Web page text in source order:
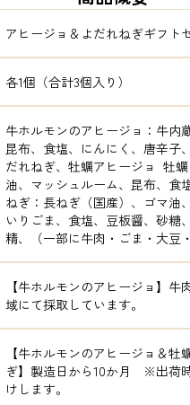
アヒージョ＆よだれねぎギフト
各1個（合計3個入り）
牛ホルモンのアヒージョ：牛内
昆布、食塩、にんにく、唐辛子
だれねぎ、牡蠣アヒージョ  牡
油、マッシュルーム、昆布、食
ねぎ：長ねぎ（国産）、ゴマ油
いりごま、食塩、豆板醤、砂糖
精、（一部に牛肉・ごま・大豆
【牛ホルモンのアヒージョ】
域にて採取しています。
【牛ホルモンのアヒージョ＆
ぎ】製造日から10か月　※出荷
けします。